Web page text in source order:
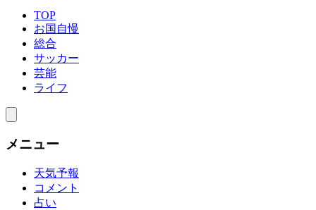
TOP
お国自慢
総合
サッカー
芸能
ライフ
メニュー
天気予報
コメント
占い